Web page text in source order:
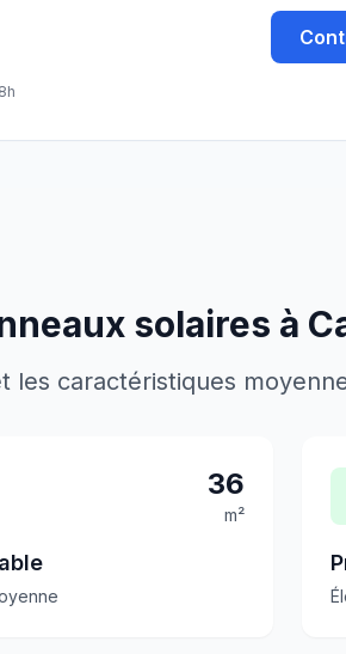
solaires à
les caractéristiques
36
m²